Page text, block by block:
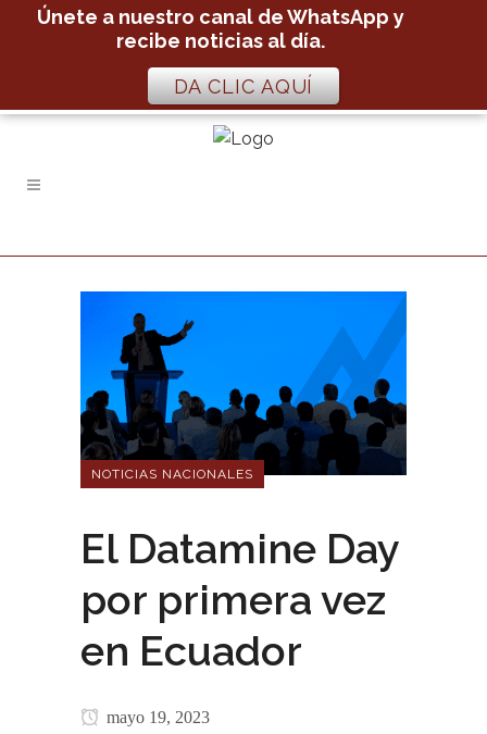
NOTICIAS NACIONALES
El Datamine Day
por primera vez
en Ecuador
mayo 19, 2023
Únete a nuestro canal de WhatsApp y
recibe noticias al día.
DA CLIC AQUÍ